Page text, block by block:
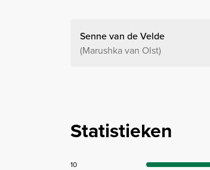
Senne van de Velde
Marushka van Olst
Statistieken
10